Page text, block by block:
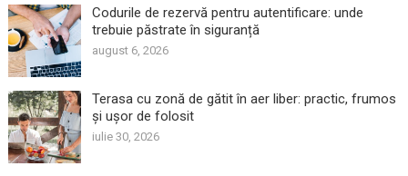
Codurile de rezervă pentru autentificare: unde
trebuie păstrate în siguranță
august 6, 2026
Terasa cu zonă de gătit în aer liber: practic, frumos
și ușor de folosit
iulie 30, 2026